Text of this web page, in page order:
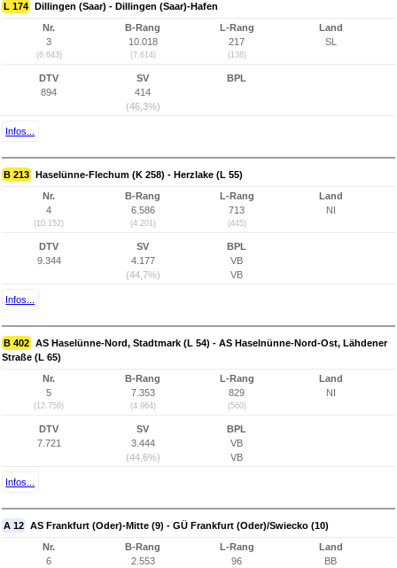
L 174 Dillingen (Saar) - Dillingen (Saar)-Hafen
Nr.
3
(6.643)
B-Rang
10.018
(7.614)
L-Rang
217
(138)
Land
SL
DTV
894
SV
414
(46,3%)
BPL
Infos...
B 213 Haselünne-Flechum (K 258) - Herzlake (L 55)
Nr.
4
(10.152)
B-Rang
6.586
(4.201)
L-Rang
713
(445)
Land
NI
DTV
9.344
SV
4.177
(44,7%)
BPL
VB
VB
Infos...
B 402 AS Haselünne-Nord, Stadtmark (L 54) - AS Haselnünne-Nord-Ost, Lähdener
Straße (L 65)
Nr.
5
(12.756)
B-Rang
7.353
(4.964)
L-Rang
829
(560)
Land
NI
DTV
7.721
SV
3.444
(44,6%)
BPL
VB
VB
Infos...
A 12 AS Frankfurt (Oder)-Mitte (9) - GÜ Frankfurt (Oder)/Swiecko (10)
Nr.
6
B-Rang
2.553
L-Rang
96
Land
BB